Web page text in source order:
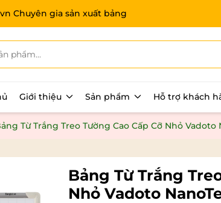
Chuyên gia sản xuất bảng
Giới thiệu Sản phẩm Hỗ trợ khách
Từ Trắng Treo Tường Cao Cấp Cỡ Nhỏ Vadoto
Bảng Từ Trắng
Nhỏ Vadoto